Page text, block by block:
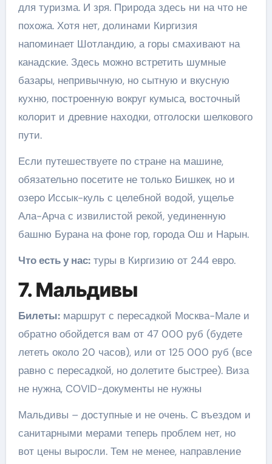
для туризма. И зря. Природа здесь ни на что не
похожа. Хотя нет, долинами Киргизия
напоминает Шотландию, а горы смахивают на
канадские. Здесь можно встретить шумные
базары, непривычную, но сытную и вкусную
кухню, построенную вокруг кумыса, восточный
колорит и древние находки, отголоски шелкового
пути.
Если путешествуете по стране на машине,
обязательно посетите не только Бишкек, но и
озеро Иссык-куль с целебной водой, ущелье
Ала-Арча с извилистой рекой, уединенную
башню Бурана на фоне гор, города Ош и Нарын.
Что есть у нас:туры в Киргизию от 244 евро.
7. Мальдивы
Билеты:маршрут с пересадкой Москва-Мале и
обратно обойдется вам от 47 000 руб (будете
лететь около 20 часов), или от 125 000 руб (все
равно с пересадкой, но долетите быстрее). Виза
не нужна, COVID-документы не нужны
Мальдивы – доступные и не очень. С въездом и
санитарными мерами теперь проблем нет, но
вот цены выросли. Тем не менее, направление